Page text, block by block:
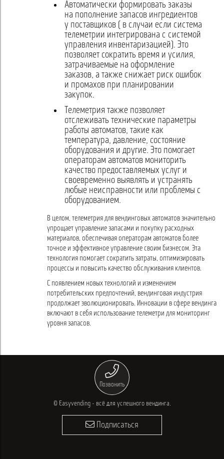
Автоматически формировать заказы
на пополнение запасов ингредиентов
у поставщиков ( в случаи если система
телеметрии интегрирована с системой
управления инвентаризацией). Это
позволяет сократить время и усилия,
затрачиваемые на оформление
заказов, а также снижает риск ошибок
и промахов при планировании
закупок.
Телеметрия также позволяет
отслеживать технические параметры
работы автоматов, такие как
температура, давление, состояние
оборудования и другие. Это помогает
операторам автоматов мониторить
качество предоставляемых услуг и
своевременно выявлять и устранять
любые неисправности или проблемы с
оборудованием.
В целом, телеметрия для вендинговых автоматов значительно
упрощает управление запасами и покупку расходных
материалов, обеспечивая операторам автоматов более
точное и эффективное управление своим бизнесом. Эта
технология помогает сократить затраты, оптимизировать
процессы и повысить качество обслуживания клиентов.
С появлением новых технологий и изменением
потребительских предпочтений, вендинговая индустрия
продолжает эволюционировать. Инновации в сфере вендинга
включают в себя использование телеметри для мониторинг
уровня запасов.
Позвонить
© Easyvending - всё для успешного вендинга.
Подписаться